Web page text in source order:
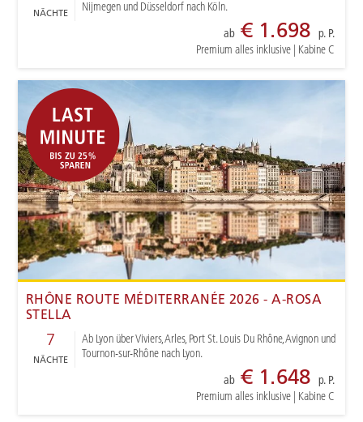
NÄCHTE
Nijmegen und Düsseldorf nach Köln.
ab€ 1.698 p. P.
Premium alles inklusive | Kabine C
RHÔNE ROUTE MÉDITERRANÉE 2026 - A-ROSA
STELLA
7
NÄCHTE
Ab Lyon über Viviers, Arles, Port St. Louis Du Rhône, Avignon und
Tournon-sur-Rhône nach Lyon.
ab€ 1.648 p. P.
Premium alles inklusive | Kabine C